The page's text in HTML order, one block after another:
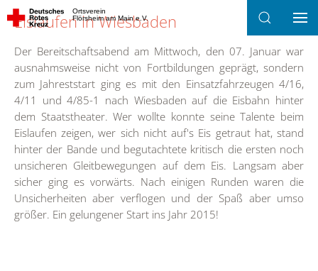
Ortsverein
Flörsheim am Main e.V.
Eislaufen in Wiesbaden
Der Bereitschaftsabend am Mittwoch, den 07. Januar war
ausnahmsweise nicht von Fortbildungen geprägt, sondern
zum Jahreststart ging es mit den Einsatzfahrzeugen 4/16,
4/11 und 4/85-1 nach Wiesbaden auf die Eisbahn hinter
dem Staatstheater. Wer wollte konnte seine Talente beim
Eislaufen zeigen, wer sich nicht auf's Eis getraut hat, stand
hinter der Bande und begutachtete kritisch die ersten noch
unsicheren Gleitbewegungen auf dem Eis. Langsam aber
sicher ging es vorwärts. Nach einigen Runden waren die
Unsicherheiten aber verflogen und der Spaß aber umso
größer. Ein gelungener Start ins Jahr 2015!